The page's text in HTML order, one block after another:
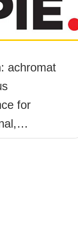
achromat
for
and GRIN